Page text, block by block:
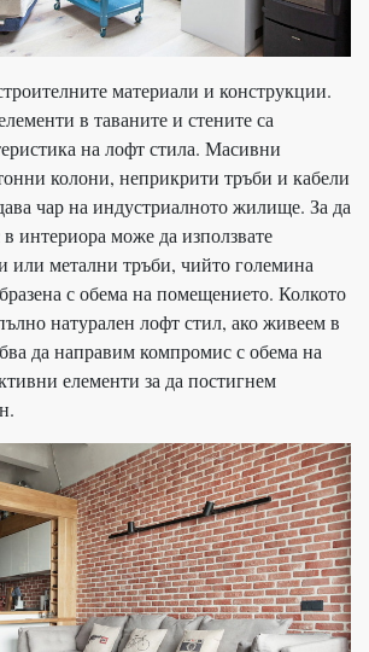
материали и конструкции.
в таваните и стените са
на лофт стила. Масивни
колони, неприкрити тръби и кабели
чар на индустриалното жилище. За да
интериора може да използвате
или метални тръби, чийто големина
с обема на помещението. Колкото
натурален лофт стил, ако живеем в
да направим компромис с обема на
елементи за да постигнем